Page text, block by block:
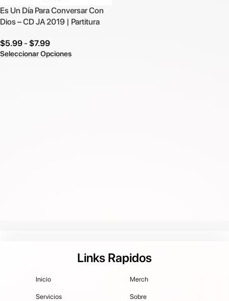
Es Un Día Para Conversar Con
Dios – CD JA 2019 | Partitura
$5.99- $7.99
Seleccionar Opciones
Links Rapidos
Inicio
Servicios
Merch
Sobre